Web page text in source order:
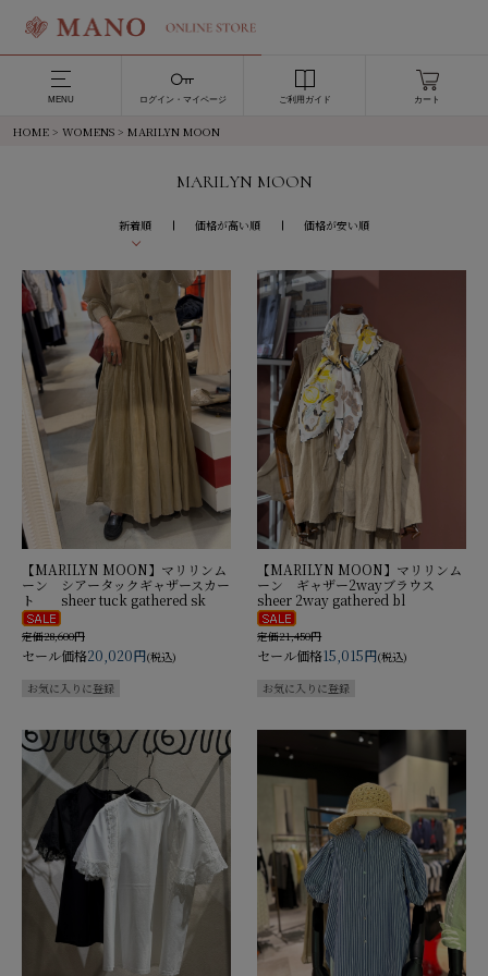
MENU ログイン・マイページ ご利用ガイド カート
HOME > WOMENS > MARILYN MOON
MARILYN MOON
価格が安い順
価格が高い順
新着順
【MARILYN MOON】マリリンム
ーン シアータックギャザースカー
ト sheer tuck gathered sk
定価28,600円
セール価格20,020円(税込)
【MARILYN MOON】マリリンム
ーン ギャザー2wayブラウス
sheer 2way gathered bl
定価21,450円
セール価格15,015円(税込)